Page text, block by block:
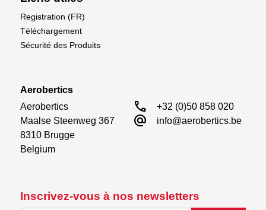
Inscrivez-vous à nos newsletters
Registration (FR)
Téléchargement
Sécurité des Produits
Aerobertics
Aerobertics
Maalse Steenweg 367
8310 Brugge
Belgium
call +32 (0)50 858 020
alternate_email info@aerobertics.be